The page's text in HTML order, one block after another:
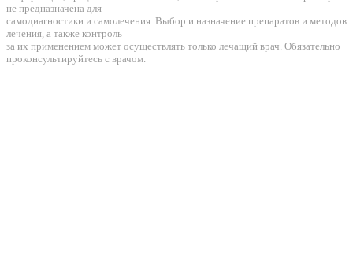
не предназначена для
самодиагностики и самолечения. Выбор и назначение препаратов и методов
лечения, а также контроль
за их применением может осуществлять только лечащий врач. Обязательно
проконсультируйтесь с врачом.